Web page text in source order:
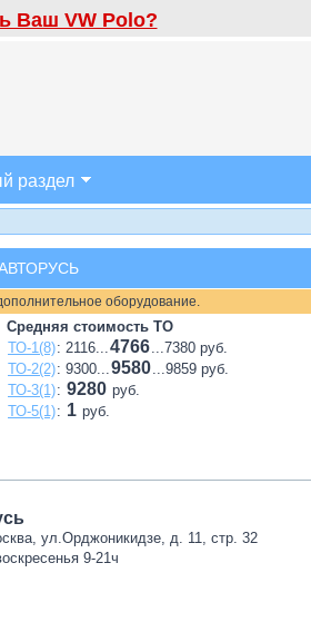
Ваш VW Polo?
раздел
оборудование.
Средняя стоимость ТО
ТО-1(8): 2116...4766...7380 руб.
ТО-2(2): 9300...9580...9859 руб.
ТО-3(1): 9280 руб.
ТО-5(1): 1 руб.
ул.Орджоникидзе, д. 11, стр. 32
9-21ч